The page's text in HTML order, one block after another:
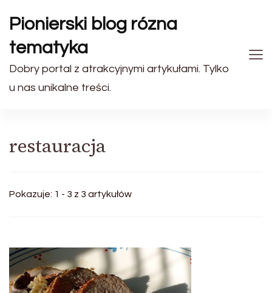
Pionierski blog rózna
tematyka
Dobry portal z atrakcyjnymi artykułami. Tylko
u nas unikalne treści.
restauracja
Pokazuje: 1 - 3 z 3 artykułów